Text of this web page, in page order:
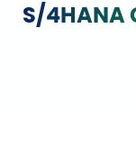
S/4HANA